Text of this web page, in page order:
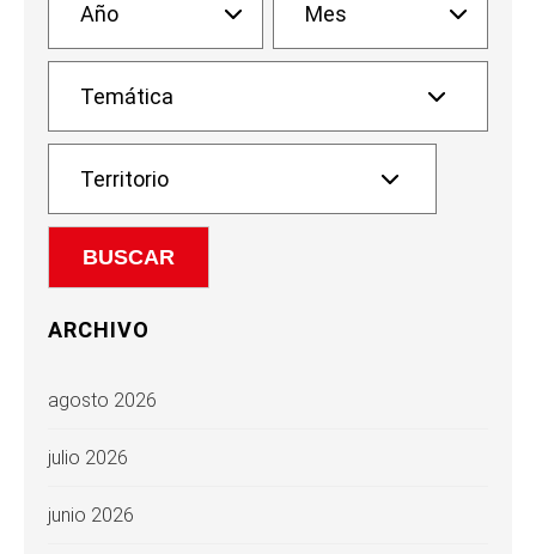
ARCHIVO
agosto 2026
julio 2026
junio 2026